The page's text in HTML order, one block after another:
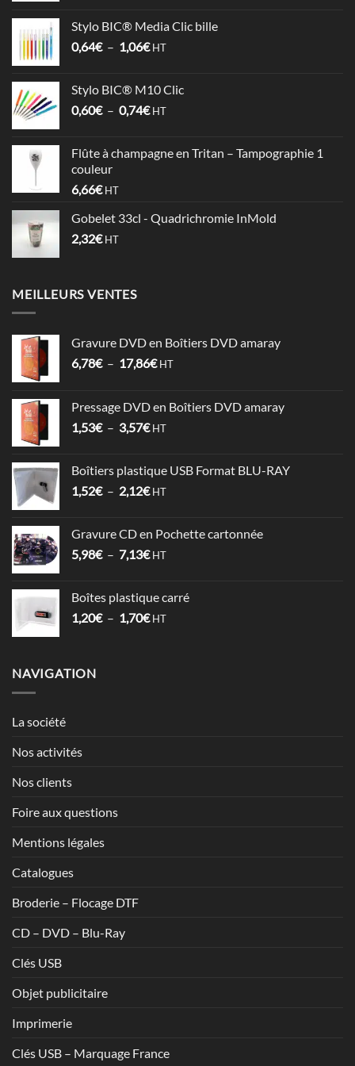
3,58€
à
Stylo BIC® Media Clic bille
0,64€ – 1,06€Plage
0,64€
à
HT
Stylo BIC® M10 Clic
0,60€ – 0,74€Plage
0,60€
HT
Flûte à champagne en Tritan – Tampographie 1
couleur
6,66€ HT
Gobelet 33cl - Quadrichromie InMold
2,32€ HT
MEILLEURS VENTES
Gravure DVD en Boîtiers DVD amaray
6,78€ – 17,86€Plage
6,78€
à
HT
Pressage DVD en Boîtiers DVD amaray
1,53€ – 3,57€Plage
1,53€
à
HT
Boîtiers plastique USB Format BLU-RAY
1,52€ – 2,12€Plage
1,52€
à
HT
Gravure CD en Pochette cartonnée
5,98€ – 7,13€Plage
5,98€
à
HT
Boîtes plastique carré
1,20€ – 1,70€Plage
HT
NAVIGATION
La société
Nos activités
Nos clients
Foire aux questions
Mentions légales
Catalogues
Broderie – Flocage DTF
CD – DVD – Blu-Ray
Clés USB
Objet publicitaire
Imprimerie
Clés USB – Marquage France